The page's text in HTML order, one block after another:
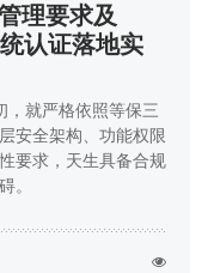
理要求及
认证落地实
，就严格依照等保三
安全架构、功能权限
要求，天生具备合规
。